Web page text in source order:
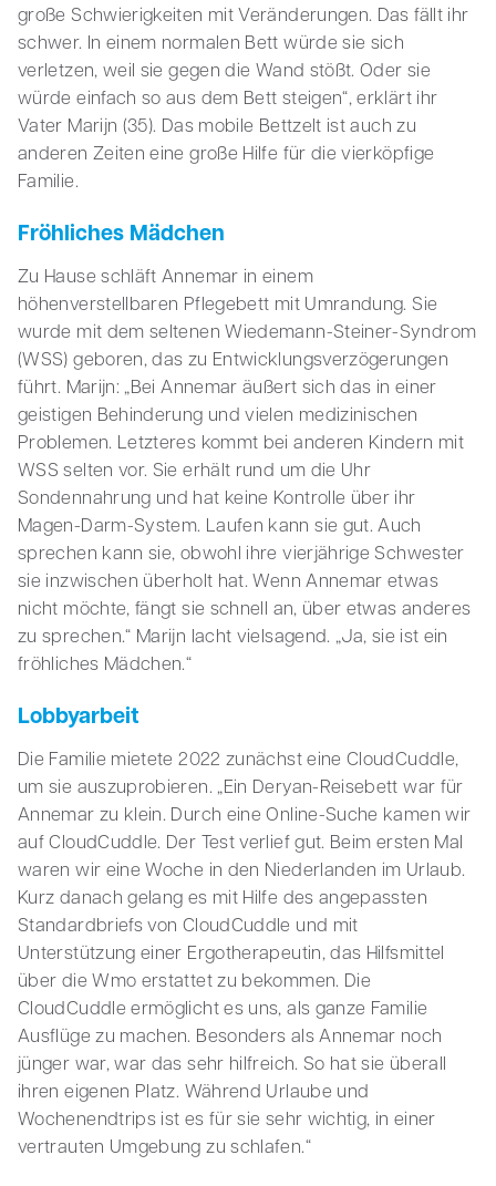
große Schwierigkeiten mit Veränderungen. Das fällt ihr
schwer. In einem normalen Bett würde sie sich
verletzen, weil sie gegen die Wand stößt. Oder sie
würde einfach so aus dem Bett steigen“, erklärt ihr
Vater Marijn (35). Das mobile Bettzelt ist auch zu
anderen Zeiten eine große Hilfe für die vierköpfige
Familie.
Fröhliches Mädchen
Zu Hause schläft Annemar in einem
höhenverstellbaren Pflegebett mit Umrandung. Sie
wurde mit dem seltenen Wiedemann-Steiner-Syndrom
(WSS) geboren, das zu Entwicklungsverzögerungen
führt. Marijn: „Bei Annemar äußert sich das in einer
geistigen Behinderung und vielen medizinischen
Problemen. Letzteres kommt bei anderen Kindern mit
WSS selten vor. Sie erhält rund um die Uhr
Sondennahrung und hat keine Kontrolle über ihr
Magen-Darm-System. Laufen kann sie gut. Auch
sprechen kann sie, obwohl ihre vierjährige Schwester
sie inzwischen überholt hat. Wenn Annemar etwas
nicht möchte, fängt sie schnell an, über etwas anderes
zu sprechen.“ Marijn lacht vielsagend. „Ja, sie ist ein
fröhliches Mädchen.“
Lobbyarbeit
Die Familie mietete 2022 zunächst eine CloudCuddle,
um sie auszuprobieren. „Ein Deryan-Reisebett war für
Annemar zu klein. Durch eine Online-Suche kamen wir
auf CloudCuddle. Der Test verlief gut. Beim ersten Mal
waren wir eine Woche in den Niederlanden im Urlaub.
Kurz danach gelang es mit Hilfe des angepassten
Standardbriefs von CloudCuddle und mit
Unterstützung einer Ergotherapeutin, das Hilfsmittel
über die Wmo erstattet zu bekommen. Die
CloudCuddle ermöglicht es uns, als ganze Familie
Ausflüge zu machen. Besonders als Annemar noch
jünger war, war das sehr hilfreich. So hat sie überall
ihren eigenen Platz. Während Urlaube und
Wochenendtrips ist es für sie sehr wichtig, in einer
vertrauten Umgebung zu schlafen.“